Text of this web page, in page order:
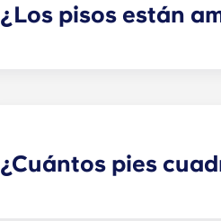
¿Los pisos están
¿Cuántos pies